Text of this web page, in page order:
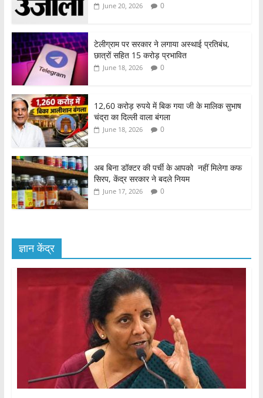
June 20, 2026 0
टेलीग्राम पर सरकार ने लगाया अस्थाई प्रतिबंध,
छात्रों सहित 15 करोड़ प्रभावित
June 18, 2026 0
12,60 करोड़ रुपये में बिक गया जी के मालिक सुभाष
चंद्रा का दिल्ली वाला बंगला
June 18, 2026 0
अब बिना डॉक्टर की पर्ची के आपको नहीं मिलेगा कफ
सिरप, केंद्र सरकार ने बदले नियम
June 17, 2026 0
ज्ञान केंद्र